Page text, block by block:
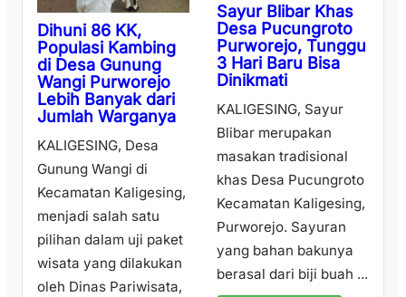
Dihuni 86 KK,
Populasi Kambing
di Desa Gunung
Wangi Purworejo
Lebih Banyak dari
Jumlah Warganya
KALIGESING, Desa
Gunung Wangi di
Kecamatan Kaligesing,
menjadi salah satu
pilihan dalam uji paket
wisata yang dilakukan
oleh Dinas Pariwisata,
Sayur Blibar Khas
Desa Pucungroto
Purworejo, Tunggu
3 Hari Baru Bisa
Dinikmati
KALIGESING, Sayur
Blibar merupakan
masakan tradisional
khas Desa Pucungroto
Kecamatan Kaligesing,
Purworejo. Sayuran
yang bahan bakunya
berasal dari biji buah ...